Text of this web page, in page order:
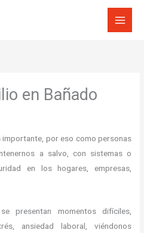
en Bañado
importante, por eso como personas
a salvo, con sistemas o
en los hogares, empresas,
momentos difíciles,
ansiedad laboral, viéndonos